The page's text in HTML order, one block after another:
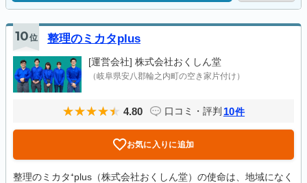
10位 整理のミカタplus
[運営会社] 株式会社おくしん堂
（岐阜県安八郡輪之内町の空き家片付け）
4.80 口コミ・評判 10件
お気に入りに追加
整理のミカタ⁺plus（株式会社おくしん堂）の使命は、地域になく